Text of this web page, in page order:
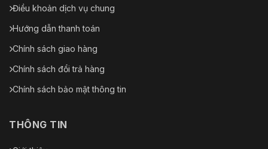
Điều khoản dịch vụ chung
Hướng dẫn thanh toán
Chính sách giao hàng
Chính sách đổi trả hàng
Chính sách bảo mật thông tin
THÔNG TIN